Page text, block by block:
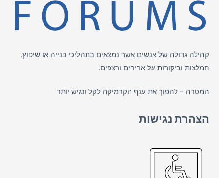
קהילה גדולה של אנשים אשר נמצאים בתהליכי בנייה או שיפוץ.
המלצות וביקורות על אריחים ורצפים.
המטרה – להפוך את ענף הקרמיקה לקל ונגיש יותר
הצהרת נגישות